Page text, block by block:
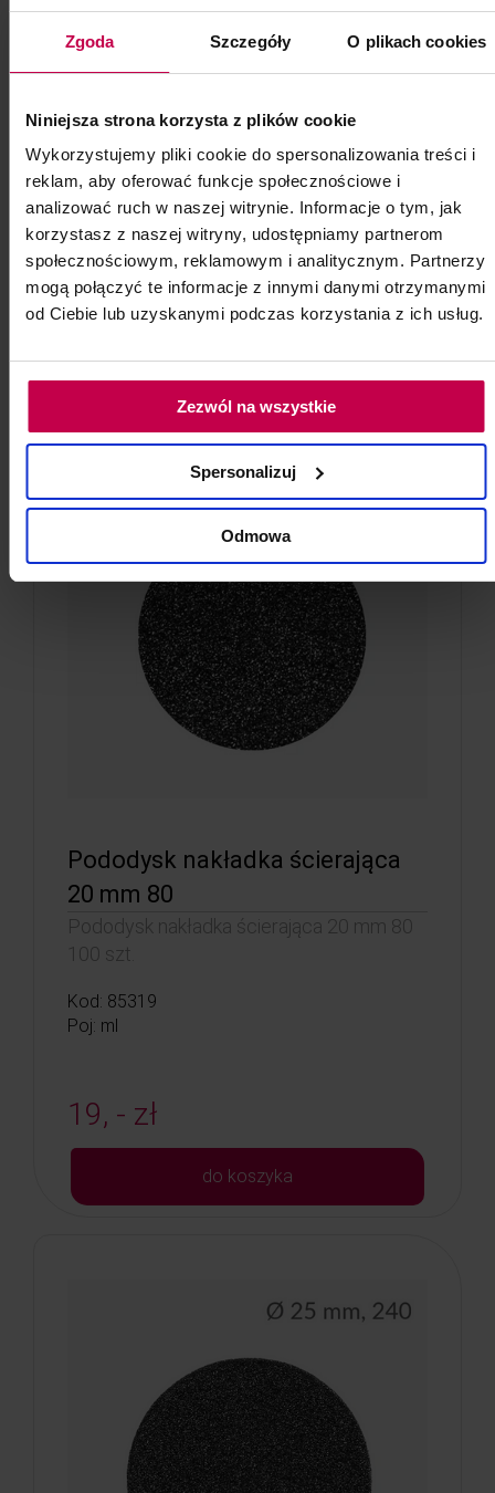
Zgoda Szczegóły O plikach cookies
Niniejsza strona korzysta z plików cookie
Wykorzystujemy pliki cookie do spersonalizowania treści i
reklam, aby oferować funkcje społecznościowe i
analizować ruch w naszej witrynie. Informacje o tym, jak
korzystasz z naszej witryny, udostępniamy partnerom
społecznościowym, reklamowym i analitycznym. Partnerzy
mogą połączyć te informacje z innymi danymi otrzymanymi
od Ciebie lub uzyskanymi podczas korzystania z ich usług.
Zezwól na wszystkie
Spersonalizuj
Odmowa
Pododysk nakładka ścierająca
25 mm 150
100 szt.
Kod: 85326
Poj: 0 ml
19, - zł
Pododysk nakładka ścierająca
20 mm 80
Pododysk nakładka ścierająca 20 mm 80
100 szt.
Kod: 85319
Poj: ml
19, - zł
do koszyka